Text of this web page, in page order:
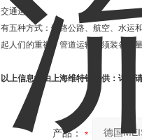
交通运输
有五种方式：铁路公路、航空、水运
起人们的重视。管道运输必须装备流
以上信息均由上海维特锐提供：详情
产品：